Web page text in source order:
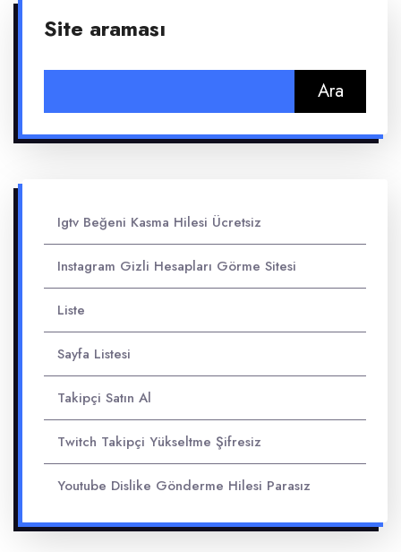
Site araması
Igtv Beğeni Kasma Hilesi Ücretsiz
Instagram Gizli Hesapları Görme Sitesi
Liste
Sayfa Listesi
Takipçi Satın Al
Twitch Takipçi Yükseltme Şifresiz
Youtube Dislike Gönderme Hilesi Parasız